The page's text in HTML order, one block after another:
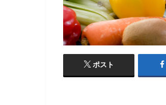
ポスト